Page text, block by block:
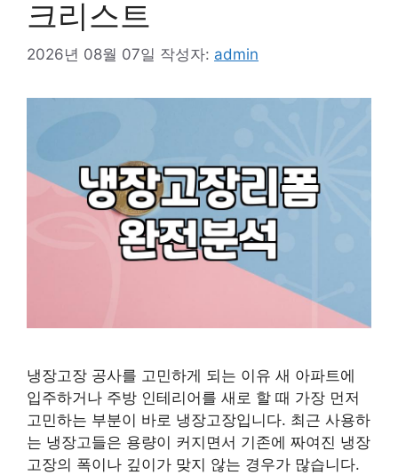
크리스트
2026년 08월 07일 작성자: admin
냉장고장 공사를 고민하게 되는 이유 새 아파트에
입주하거나 주방 인테리어를 새로 할 때 가장 먼저
고민하는 부분이 바로 냉장고장입니다. 최근 사용하
는 냉장고들은 용량이 커지면서 기존에 짜여진 냉장
고장의 폭이나 깊이가 맞지 않는 경우가 많습니다.